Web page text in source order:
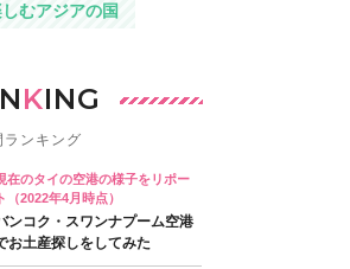
むアジアの国
KING
ランキング
在のタイの空港の様子をリポー
ト（2022年4月時点）
ンコク・スワンナプーム空港
お土産探しをしてみた